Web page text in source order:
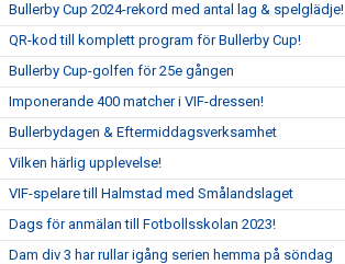
Bullerby Cup 2024-rekord med antal lag & spelglädje!
QR-kod till komplett program för Bullerby Cup!
Bullerby Cup-golfen för 25e gången
Imponerande 400 matcher i VIF-dressen!
Bullerbydagen & Eftermiddagsverksamhet
Vilken härlig upplevelse!
VIF-spelare till Halmstad med Smålandslaget
Dags för anmälan till Fotbollsskolan 2023!
Dam div 3 har rullar igång serien hemma på söndag